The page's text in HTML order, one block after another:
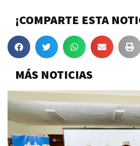
¡COMPARTE ESTA
MÁS NOTICIAS